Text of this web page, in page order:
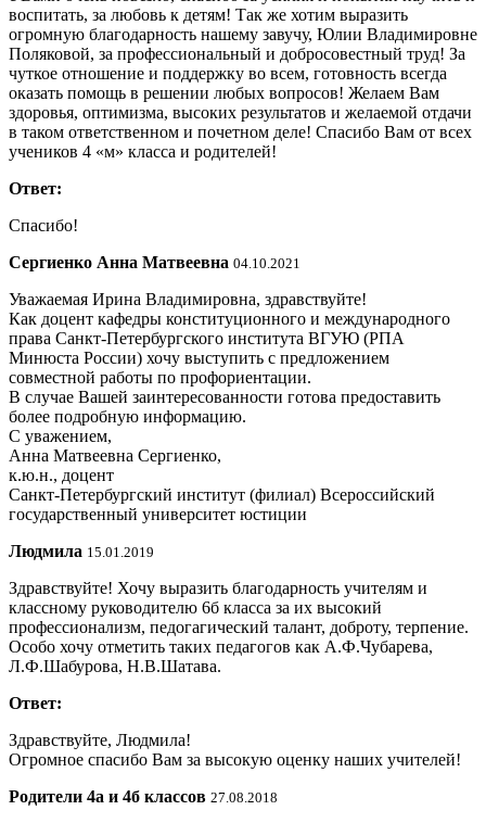
воспитать, за любовь к детям! Так же хотим выразить
огромную благодарность нашему завучу, Юлии Владимировне
Поляковой, за профессиональный и добросовестный труд! За
чуткое отношение и поддержку во всем, готовность всегда
оказать помощь в решении любых вопросов! Желаем Вам
здоровья, оптимизма, высоких результатов и желаемой отдачи
в таком ответственном и почетном деле! Спасибо Вам от всех
учеников 4 «м» класса и родителей!
Ответ:
Спасибо!
Сергиенко Анна Матвеевна 04.10.2021
Уважаемая Ирина Владимировна, здравствуйте!
Как доцент кафедры конституционного и международного
права Санкт-Петербургского института ВГУЮ (РПА
Минюста России) хочу выступить с предложением
совместной работы по профориентации.
В случае Вашей заинтересованности готова предоставить
более подробную информацию.
С уважением,
Анна Матвеевна Сергиенко,
к.ю.н., доцент
Санкт-Петербургский институт (филиал) Всероссийский
государственный университет юстиции
Людмила 15.01.2019
Здравствуйте! Хочу выразить благодарность учителям и
классному руководителю 6б класса за их высокий
профессионализм, педогагический талант, доброту, терпение.
Особо хочу отметить таких педагогов как А.Ф.Чубарева,
Л.Ф.Шабурова, Н.В.Шатава.
Ответ:
Здравствуйте, Людмила!
Огромное спасибо Вам за высокую оценку наших учителей!
Родители 4а и 4б классов 27.08.2018